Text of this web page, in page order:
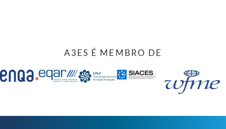
A3ES É MEMBRO DE